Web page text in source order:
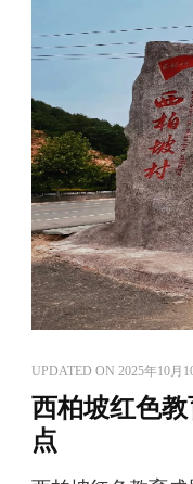
UPDATED ON 2025年10月
西柏坡红色
点